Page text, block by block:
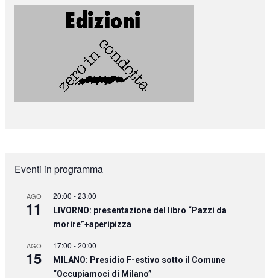
Eventi in programma
AGO
11
20:00 -23:00
LIVORNO: presentazione del libro “Pazzi da
morire”+aperipizza
AGO
15
17:00 -20:00
MILANO: Presidio F-estivo sotto il Comune
“Occupiamoci di Milano”